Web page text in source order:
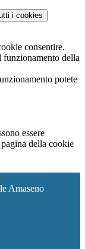
i cookies
consentire.
funzionamento della
potete
essere
della cookie
Amaseno